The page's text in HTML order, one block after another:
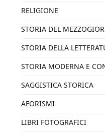
RELIGIONE
STORIA DEL
STORIA DELLA
STORIA MODERNA E
SAGGISTICA STORICA
AFORISMI
LIBRI FOTOGRAFICI